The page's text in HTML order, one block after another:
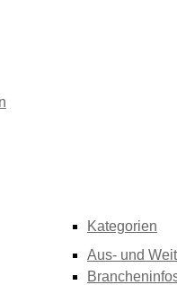
Kategorien
Aus- und